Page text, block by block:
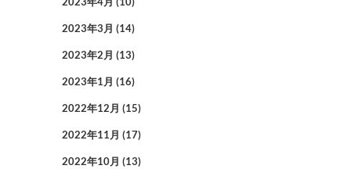
2023年3月 (14)
2023年2月 (13)
2023年1月 (16)
2022年12月 (15)
2022年11月 (17)
2022年10月 (13)